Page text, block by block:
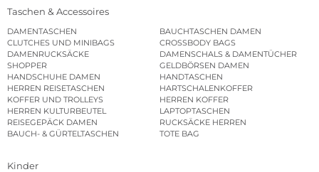
Taschen & Accessoires
DAMENTASCHEN
BAUCHTASCHEN DAMEN
CLUTCHES UND MINIBAGS
CROSSBODY BAGS
DAMENRUCKSÄCKE
DAMENSCHALS & DAMENTÜCHER
SHOPPER
GELDBÖRSEN DAMEN
HANDSCHUHE DAMEN
HANDTASCHEN
HERREN REISETASCHEN
HARTSCHALENKOFFER
KOFFER UND TROLLEYS
HERREN KOFFER
HERREN KULTURBEUTEL
LAPTOPTASCHEN
REISEGEPÄCK DAMEN
RUCKSÄCKE HERREN
BAUCH- & GÜRTELTASCHEN
TOTE BAG
Kinder